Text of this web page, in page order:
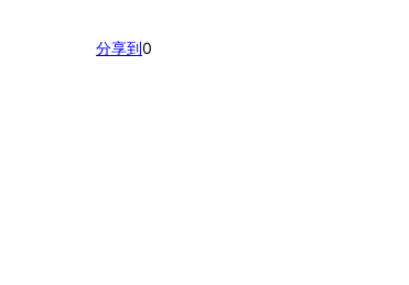
分享到0